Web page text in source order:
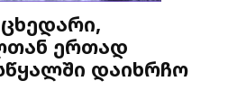
ერთად
დაიხრჩო